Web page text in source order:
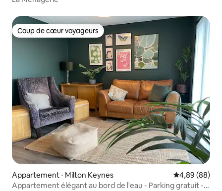
Coup de cœur voyageurs
Coup de cœur voyageurs
Appartement ⋅ Milton Keynes Évaluation
4,89 (88)
Appartement élégant au bord de l'eau - Parking gratuit -